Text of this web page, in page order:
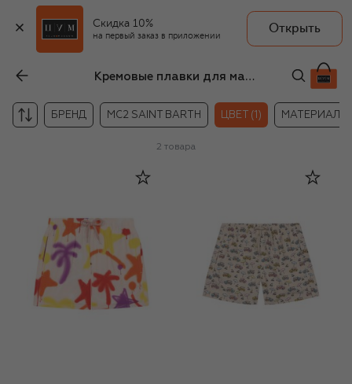
Скидка 10%
на первый заказ в приложении
Открыть
Кремовые плавки для мальчиков
БРЕНД MC2 SAINT BARTH ЦВЕТ (1) МАТЕРИАЛ
2 товара